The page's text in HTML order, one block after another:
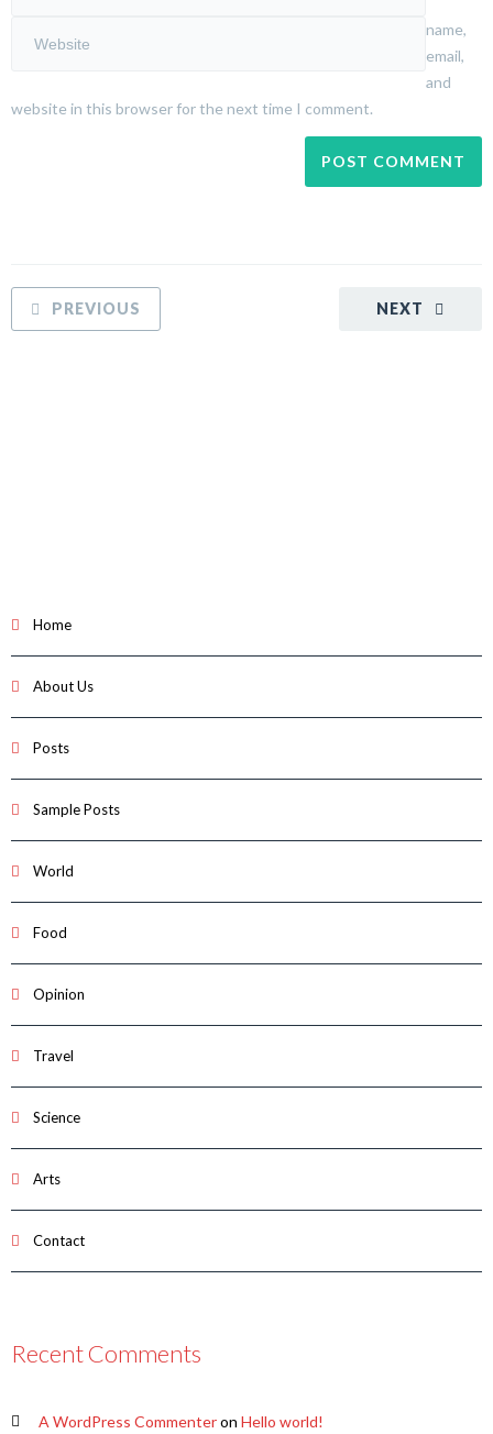
name,
email,
and
website in this browser for the next time I comment.
NEXT
PREVIOUS
Home
About Us
Posts
Sample Posts
World
Food
Opinion
Travel
Science
Arts
Contact
Recent Comments
A WordPress Commenteron Hello world!